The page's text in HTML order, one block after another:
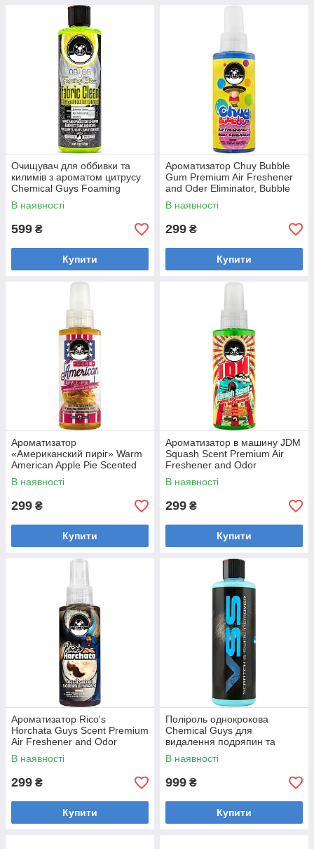
Очищувач для оббивки та
килимів з ароматом цитрусу
Chemical Guys Foaming
Citrus Fabric Clean 473мл.
В наявності
599 ₴
Купити
Ароматизатор Chuy Bubble
Gum Premium Air Freshener
and Oder Eliminator, Bubble
Gum Scent, AIR_221_04
В наявності
299 ₴
Купити
Ароматизатор
«Американский пиріг» Warm
American Apple Pie Scented
Air Freshener, 118 мл,
AIR_227_04
В наявності
299 ₴
Купити
Ароматизатор в машину JDM
Squash Scent Premium Air
Freshener and Odor
Eliminator, 118
мл, AIR_235_04
В наявності
299 ₴
Купити
Ароматизатор Rico's
Horchata Guys Scent Premium
Air Freshener and Odor
Eliminator, 118
мл, AIR_240_04
В наявності
299 ₴
Купити
Поліроль однокрокова
Chemical Guys для
видалення подряпин та
інших дефектів VSS Scratch
and Swirl Remover 473 мл
В наявності
999 ₴
Купити